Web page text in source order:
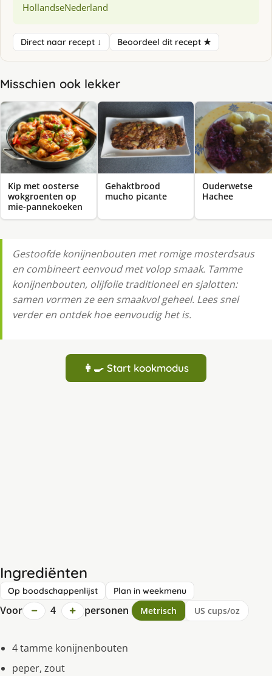
HollandseNederland
Direct naar recept ↓ Beoordeel dit recept ★
Misschien ook lekker
Kip met oosterse
wokgroenten op
mie-pannekoeken
Gehaktbrood
mucho picante
Ouderwetse
Hachee
Gestoofde konijnenbouten met romige mosterdsaus
en combineert eenvoud met volop smaak. Tamme
konijnenbouten, olijfolie traditioneel en sjalotten:
samen vormen ze een smaakvol geheel. Lees snel
verder en ontdek hoe eenvoudig het is.
👩‍🍳 Start kookmodus
Ingrediënten
Op boodschappenlijst Plan in weekmenu
Voor − 4 + personen Metrisch US cups/oz
4 tamme konijnenbouten
peper, zout